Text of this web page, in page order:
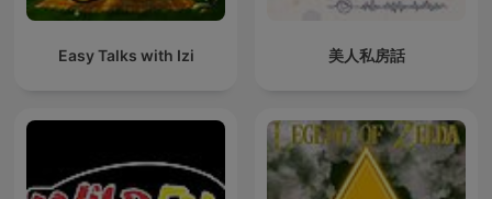
Easy Talks with Izi 美人私房話